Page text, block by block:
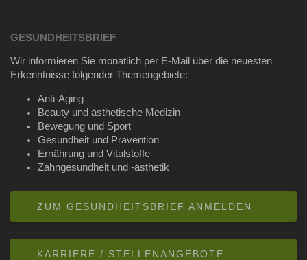
GESUNDHEITSBRIEF
Wir informieren Sie monatlich per E-Mail über die neuesten
Erkenntnisse folgender Themengebiete:
Anti-Aging
Beauty und ästhetische Medizin
Bewegung und Sport
Gesundheit und Prävention
Ernährung und Vitalstoffe
Zahngesundheit und -ästhetik
ZUM GESUNDHEITSBRIEF ANMELDEN
KARRIERE / STELLENANGEBOTE